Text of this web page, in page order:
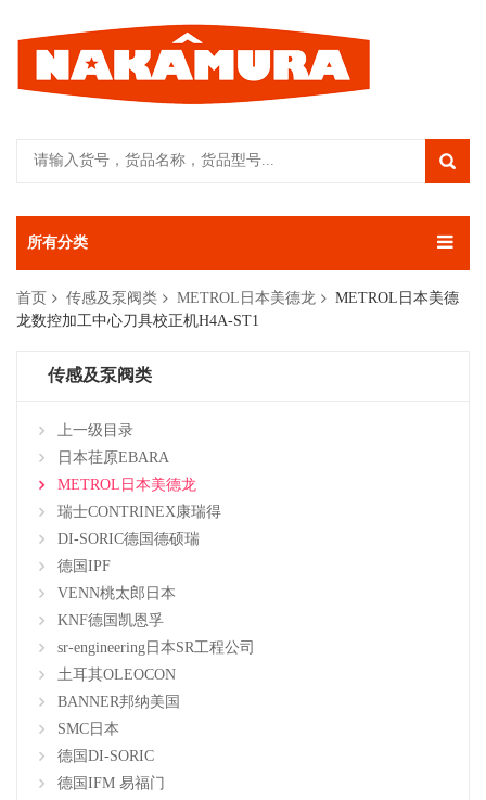
所有分类
首页 传感及泵阀类 METROL日本美德龙
METROL日本美德
龙数控加工中心刀具校正机H4A-ST1
传感及泵阀类
上一级目录
日本荏原EBARA
METROL日本美德龙
瑞士CONTRINEX康瑞得
DI-SORIC德国德硕瑞
德国IPF
VENN桃太郎日本
KNF德国凯恩孚
sr-engineering日本SR工程公司
土耳其OLEOCON
BANNER邦纳美国
SMC日本
德国DI-SORIC
德国IFM 易福门